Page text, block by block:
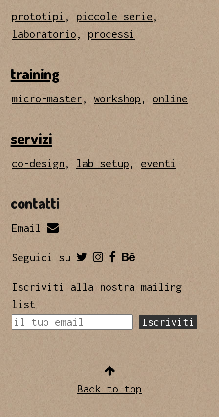
prototipi , piccole serie,
laboratorio, processi
training
micro-master, workshop, online
servizi
co-design, lab setup, eventi
contatti
Email
Seguici su
Iscriviti alla nostra mailing
list
Back to top